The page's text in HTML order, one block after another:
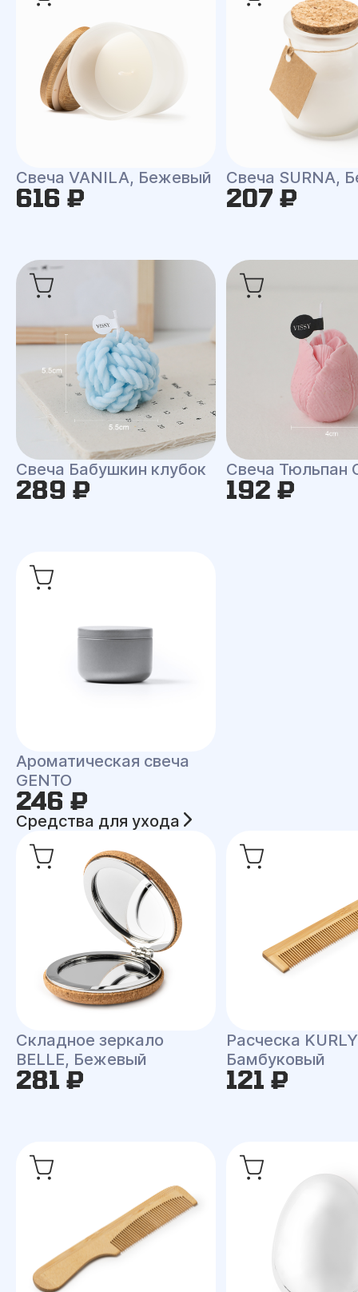
Свеча VANILA, Бежевый
616 ₽
Свеча SURNA,
207 ₽
Свеча Бабушкин клубок
289 ₽
Свеча Тюльпан
192 ₽
Ароматическая свеча
GENTO
246 ₽
Средства для ухода
Складное зеркало
BELLE, Бежевый
281 ₽
Расческа
Бамбуковый
121 ₽